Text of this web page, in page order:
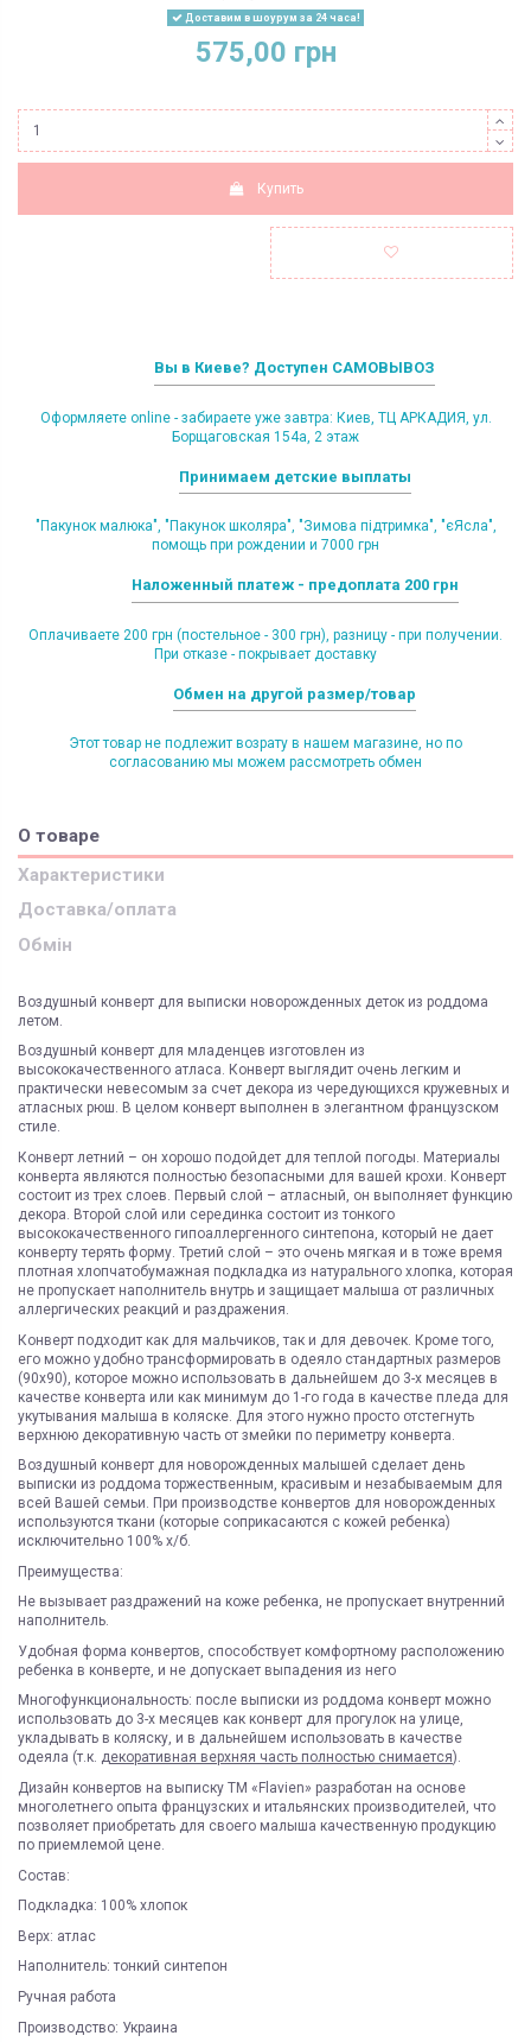
Доставим в шоурум за 24 часа!
575,00 грн
Купить
Вы в Киеве? Доступен САМОВЫВОЗ
Оформляете online - забираете уже завтра: Киев, ТЦ АРКАДИЯ, ул.
Борщаговская 154а, 2 этаж
Принимаем детские выплаты
"Пакунок малюка", "Пакунок школяра", "Зимова підтримка", "єЯсла",
помощь при рождении и 7000 грн
Наложенный платеж - предоплата 200 грн
Оплачиваете 200 грн (постельное - 300 грн), разницу - при получении.
При отказе - покрывает доставку
Обмен на другой размер/товар
Этот товар не подлежит возрату в нашем магазине, но по
согласованию мы можем рассмотреть обмен
О товаре
Характеристики
Доставка/оплата
Обмін
Воздушный конверт для выписки новорожденных деток из роддома
летом.
Воздушный конверт для младенцев изготовлен из
высококачественного атласа. Конверт выглядит очень легким и
практически невесомым за счет декора из чередующихся кружевных и
атласных рюш. В целом конверт выполнен в элегантном французском
стиле.
Конверт летний – он хорошо подойдет для теплой погоды. Материалы
конверта являются полностью безопасными для вашей крохи. Конверт
состоит из трех слоев. Первый слой – атласный, он выполняет функцию
декора. Второй слой или серединка состоит из тонкого
высококачественного гипоаллергенного синтепона, который не дает
конверту терять форму. Третий слой – это очень мягкая и в тоже время
плотная хлопчатобумажная подкладка из натурального хлопка, которая
не пропускает наполнитель внутрь и защищает малыша от различных
аллергических реакций и раздражения.
Конверт подходит как для мальчиков, так и для девочек. Кроме того,
его можно удобно трансформировать в одеяло стандартных размеров
(90х90), которое можно использовать в дальнейшем до 3-х месяцев в
качестве конверта или как минимум до 1-го года в качестве пледа для
укутывания малыша в коляске. Для этого нужно просто отстегнуть
верхнюю декоративную часть от змейки по периметру конверта.
Воздушный конверт для новорожденных малышей сделает день
выписки из роддома торжественным, красивым и незабываемым для
всей Вашей семьи. При производстве конвертов для новорожденных
используются ткани (которые соприкасаются с кожей ребенка)
исключительно 100% х/б.
Преимущества:
Не вызывает раздражений на коже ребенка, не пропускает внутренний
наполнитель.
Удобная форма конвертов, способствует комфортному расположению
ребенка в конверте, и не допускает выпадения из него
Многофункциональность: после выписки из роддома конверт можно
использовать до 3-х месяцев как конверт для прогулок на улице,
укладывать в коляску, и в дальнейшем использовать в качестве
одеяла (т.к. декоративная верхняя часть полностью снимается).
Дизайн конвертов на выписку ТМ «Flavien» разработан на основе
многолетнего опыта французских и итальянских производителей, что
позволяет приобретать для своего малыша качественную продукцию
по приемлемой цене.
Состав:
Подкладка: 100% хлопок
Верх: атлас
Наполнитель: тонкий синтепон
Ручная работа
Производство: Украина